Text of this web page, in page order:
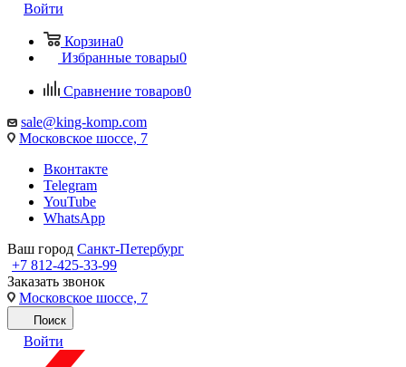
Войти
Корзина0
Избранные товары0
Сравнение товаров0
sale@king-komp.com
Московское шоссе, 7
Вконтакте
Telegram
YouTube
WhatsApp
Ваш город Санкт-Петербург
+7 812-425-33-99
Заказать звонок
Московское шоссе, 7
Поиск
Войти